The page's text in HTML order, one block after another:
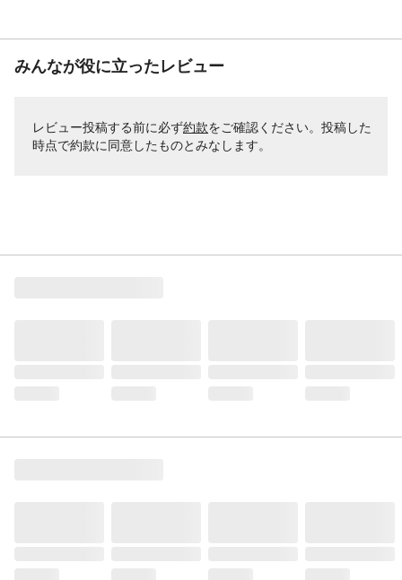
みんなが役に立ったレビュー
レビュー投稿する前に必ず約款をご確認ください。投稿した
時点で約款に同意したものとみなします。